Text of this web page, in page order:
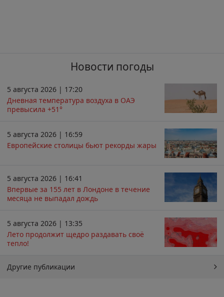
Новости погоды
5 августа 2026 | 17:20
Дневная температура воздуха в ОАЭ
превысила +51°
5 августа 2026 | 16:59
Европейские столицы бьют рекорды жары
5 августа 2026 | 16:41
Впервые за 155 лет в Лондоне в течение
месяца не выпадал дождь
5 августа 2026 | 13:35
Лето продолжит щедро раздавать своё
тепло!
Другие публикации